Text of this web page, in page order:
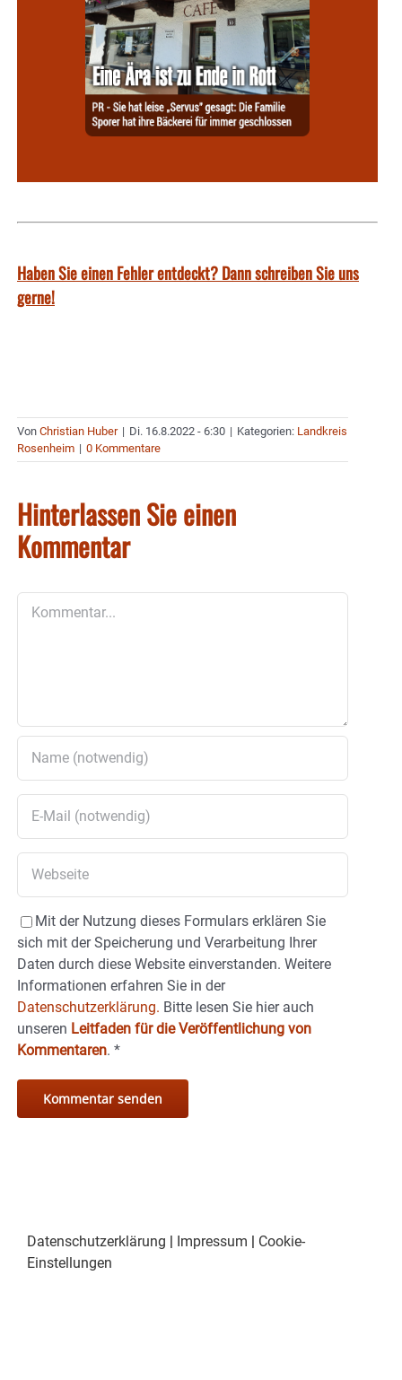
Haben Sie einen Fehler entdeckt? Dann schreiben Sie uns
gerne!
Von Christian Huber | Di. 16.8.2022 - 6:30 | Kategorien: Landkreis
Rosenheim | 0 Kommentare
Hinterlassen Sie einen
Kommentar
Mit der Nutzung dieses Formulars erklären Sie
sich mit der Speicherung und Verarbeitung Ihrer
Daten durch diese Website einverstanden. Weitere
Informationen erfahren Sie in der
Datenschutzerklärung. Bitte lesen Sie hier auch
unseren Leitfaden für die Veröffentlichung von
Kommentaren. *
Datenschutzerklärung | Impressum | Cookie-
Einstellungen